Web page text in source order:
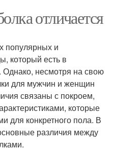
отличается
популярных и
который есть в
Однако, несмотря на свою
для мужчин и женщин
связаны с покроем,
которые
для конкретного пола. В
различия между